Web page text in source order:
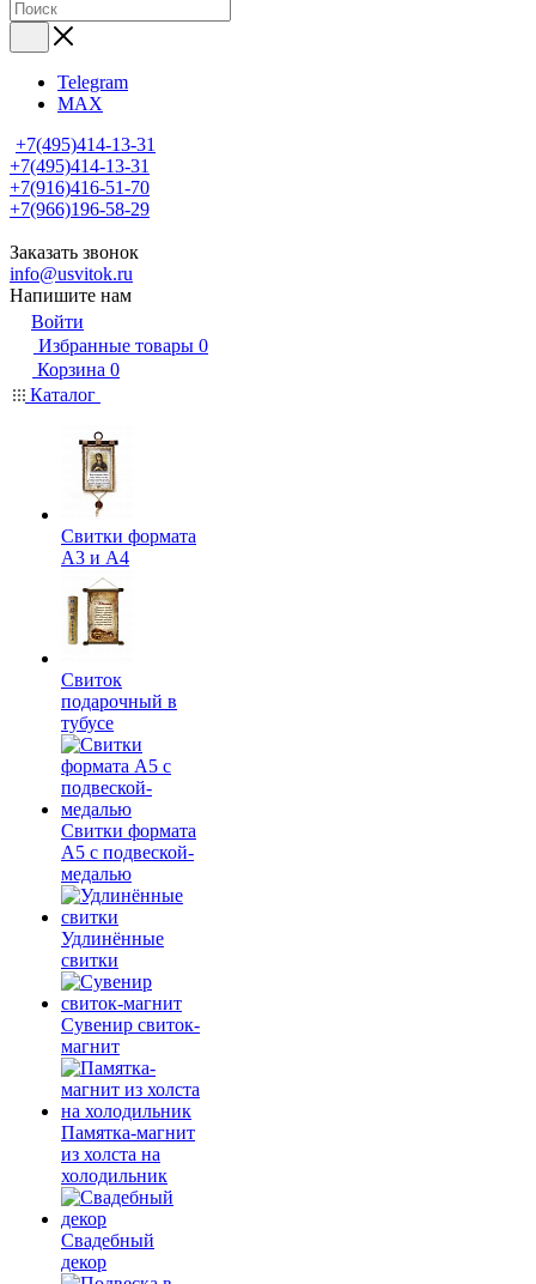
Telegram
MAX
+7(495)414-13-31
+7(495)414-13-31
+7(916)416-51-70
+7(966)196-58-29
Заказать звонок
info@usvitok.ru
Напишите нам
Войти
Избранные товары 0
Корзина 0
Каталог
Свитки формата
А3 и А4
Свиток
подарочный в
тубусе
Свитки формата
А5 с подвеской-
медалью
Удлинённые
свитки
Сувенир свиток-
магнит
Памятка-магнит
из холста на
холодильник
Свадебный
декор